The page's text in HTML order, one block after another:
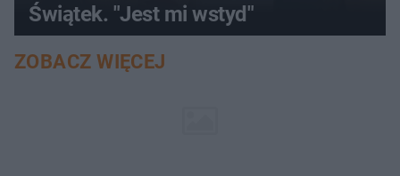
Świątek. "Jest mi wstyd"
ZOBACZ WIĘCEJ